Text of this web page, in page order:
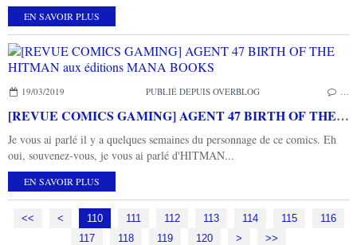
EN SAVOIR PLUS
19/03/2019 PUBLIÉ DEPUIS OVERBLOG …
[REVUE COMICS GAMING] AGENT 47 BIRTH OF THE HITMAN aux éditions MANA BOOKS
Je vous ai parlé il y a quelques semaines du personnage de ce comics. Eh
oui, souvenez-vous, je vous ai parlé d'HITMAN...
EN SAVOIR PLUS
<< < 100
110 111 112 113 114 115
116
117
118 119 120 130
140
150
160
170
180
190
200
> >>